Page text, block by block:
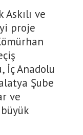
ve
proje
İç Anadolu
Şube
ve